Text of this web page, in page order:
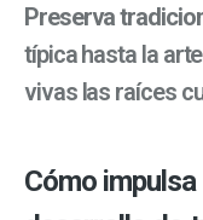
Preserva
típica hasta la
vivas las raíces
Cómo